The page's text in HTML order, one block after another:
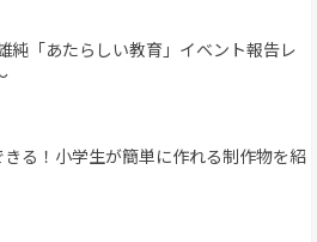
「あたらしい教育」イベント報告レ
る！小学生が簡単に作れる制作物を紹